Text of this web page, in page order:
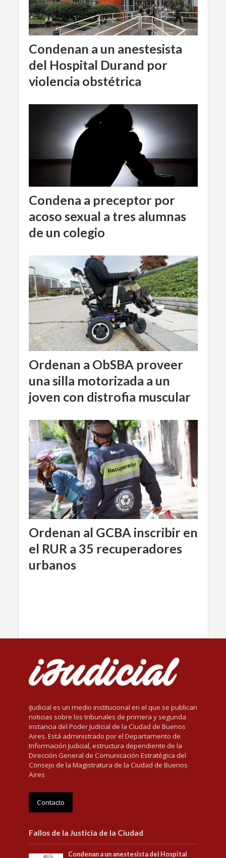
Condenan a un anestesista
del Hospital Durand por
violencia obstétrica
Condena a preceptor por
acoso sexual a tres alumnas
de un colegio
Ordenan a ObSBA proveer
una silla motorizada a un
joven con distrofia muscular
Ordenan al GCBA inscribir en
el RUR a 35 recuperadores
urbanos
iJudicial es un medio institucional en el que se publican
noticias sobre los tribunales de primera y segunda
instancia del Poder Judicial de la Ciudad de Buenos
Aires. Está administrado por el Departamento de
Información Judicial, estructura dependiente de la
Dirección General de Comunicación Estratégica del
Consejo de la Magistratura de la Ciudad de Buenos
Aires
Contacto
Fallos de la Justicia de la Ciudad
Condenan a un anestesista del Hospital